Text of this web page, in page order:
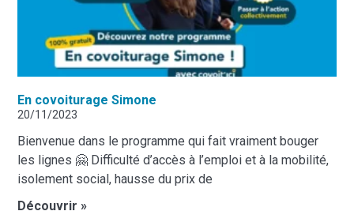
En covoiturage Simone
20/11/2023
Bienvenue dans le programme qui fait vraiment bouger
les lignes 🤗 Difficulté d’accès à l’emploi et à la mobilité,
isolement social, hausse du prix de
Découvrir »